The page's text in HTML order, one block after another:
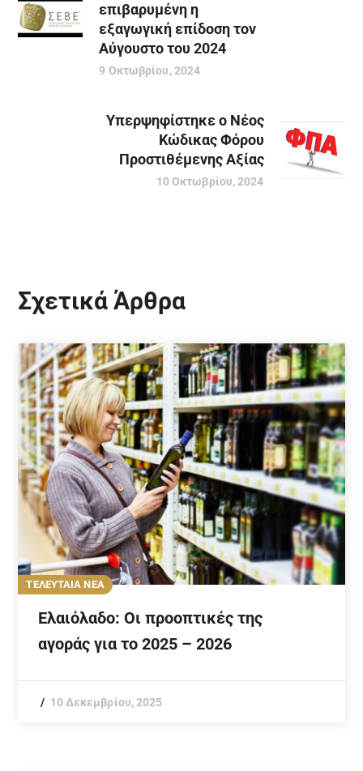
επιβαρυμένη η
εξαγωγική επίδοση τον
Αύγουστο του 2024
9 Οκτωβρίου, 2024
Υπερψηφίστηκε o Νέος
Κώδικας Φόρου
Προστιθέμενης Αξίας
10 Οκτωβρίου, 2024
Σχετικά Άρθρα
ΤΕΛΕΥΤΑΙΑ ΝΕΑ
Ελαιόλαδο: Οι προοπτικές της
αγοράς για το 2025 – 2026
10 Δεκεμβρίου, 2025